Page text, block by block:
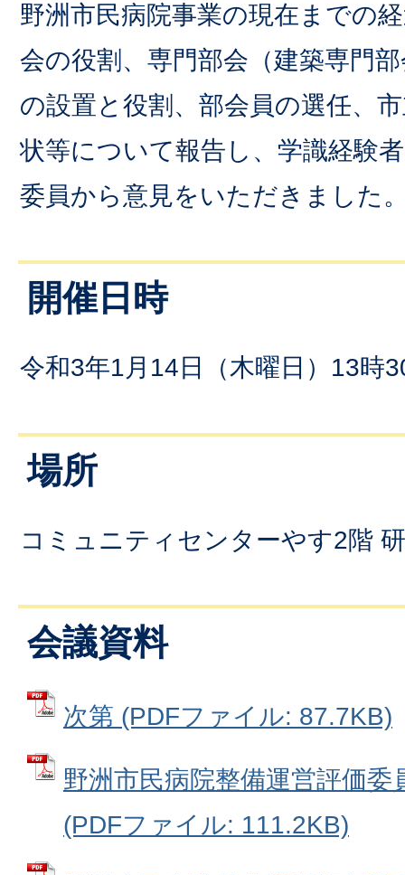
野洲市民病院事業の現在までの
会の役割、専門部会（建築専門
の設置と役割、部会員の選任、
状等について報告し、学識経験
委員から意見をいただきました
開催日時
令和3年1月14日（木曜日）13時
場所
コミュニティセンターやす2階
会議資料
次第 (PDFファイル: 87.7KB)
野洲市民病院整備運営評価委
(PDFファイル: 111.2KB)